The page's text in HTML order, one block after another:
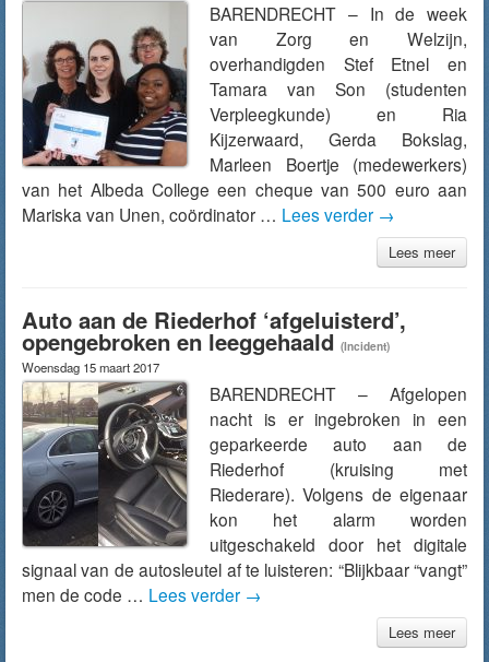
BARENDRECHT – In de week
van Zorg en Welzijn,
overhandigden Stef Etnel en
Tamara van Son (studenten
Verpleegkunde) en Ria
Kijzerwaard, Gerda Bokslag,
Marleen Boertje (medewerkers)
van het Albeda College een cheque van 500 euro aan
Mariska van Unen, coördinator … Lees verder →
Lees meer
Auto aan de Riederhof ‘afgeluisterd’,
opengebroken en leeggehaald (Incident)
Woensdag 15 maart 2017
BARENDRECHT – Afgelopen
nacht is er ingebroken in een
geparkeerde auto aan de
Riederhof (kruising met
Riederare). Volgens de eigenaar
kon het alarm worden
uitgeschakeld door het digitale
signaal van de autosleutel af te luisteren: “Blijkbaar “vangt”
men de code … Lees verder →
Lees meer